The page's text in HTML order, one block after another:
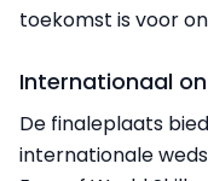
toekomst is voor
Internationaal
De finaleplaats
internationale